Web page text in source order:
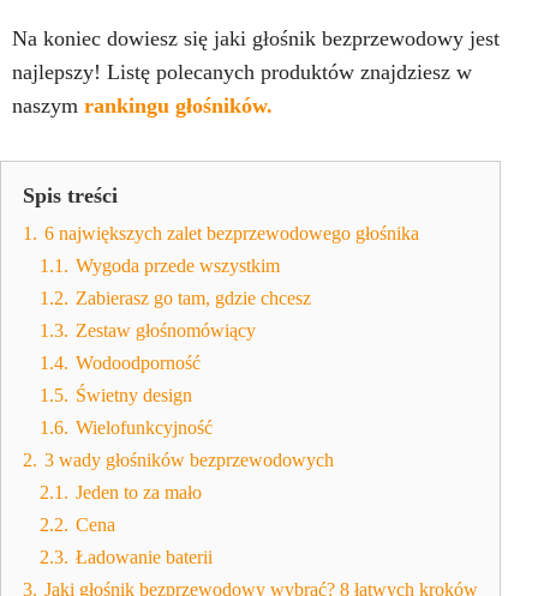
Na koniec dowiesz się jaki głośnik bezprzewodowy jest
najlepszy! Listę polecanych produktów znajdziesz w
naszym rankingu głośników.
Spis treści
1. 6 największych zalet bezprzewodowego głośnika
1.1. Wygoda przede wszystkim
1.2. Zabierasz go tam, gdzie chcesz
1.3. Zestaw głośnomówiący
1.4. Wodoodporność
1.5. Świetny design
1.6. Wielofunkcyjność
2. 3 wady głośników bezprzewodowych
2.1. Jeden to za mało
2.2. Cena
2.3. Ładowanie baterii
3. Jaki głośnik bezprzewodowy wybrać? 8 łatwych kroków